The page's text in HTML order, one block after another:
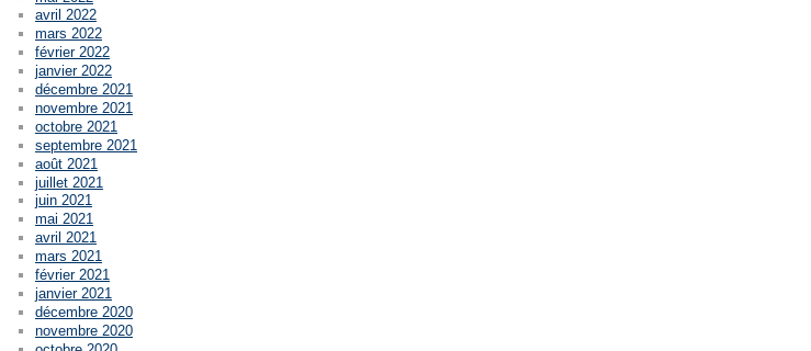
avril 2022
mars 2022
février 2022
janvier 2022
décembre 2021
novembre 2021
octobre 2021
septembre 2021
août 2021
juillet 2021
juin 2021
mai 2021
avril 2021
mars 2021
février 2021
janvier 2021
décembre 2020
novembre 2020